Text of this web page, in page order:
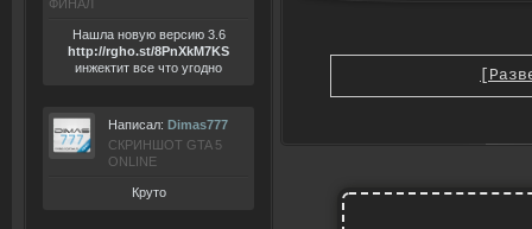
ФИНАЛ
Нашла новую версию 3.6
http://rgho.st/8PnXkM7KS
инжектит все что угодно
Написал: Dimas777
СКРИНШОТ GTA 5
ONLINE
Круто